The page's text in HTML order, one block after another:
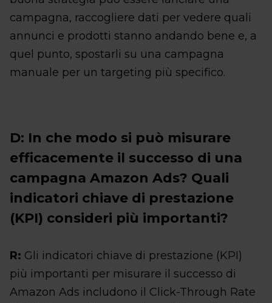
campagna, raccogliere dati per vedere quali
annunci e prodotti stanno andando bene e, a
quel punto, spostarli su una campagna
manuale per un targeting più specifico.
D: In che modo si può misurare
efficacemente il successo di una
campagna Amazon Ads? Quali
indicatori chiave di prestazione
(KPI) consideri più importanti?
R: Gli indicatori chiave di prestazione (KPI)
più importanti per misurare il successo di
Amazon Ads includono il Click-Through Rate